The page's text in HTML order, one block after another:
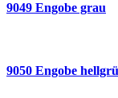
9049 Engobe grau
9050 Engobe